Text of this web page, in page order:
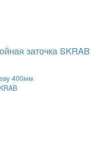
заточка SKRAB